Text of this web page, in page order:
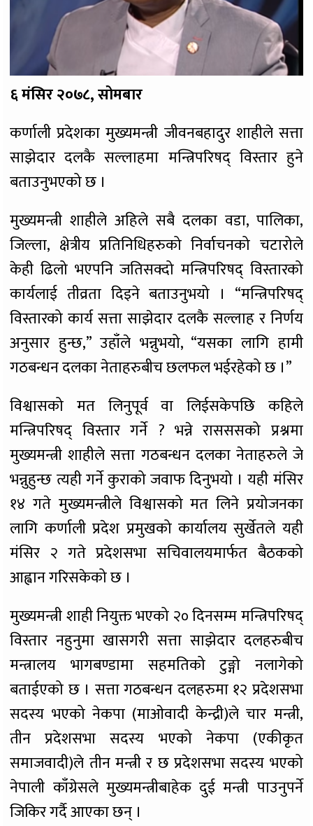
६ मंसिर २०७८, सोमबार
कर्णाली प्रदेशका मुख्यमन्त्री जीवनबहादुर शाहीले सत्ता
साझेदार दलकै सल्लाहमा मन्त्रिपरिषद् विस्तार हुने
बताउनुभएको छ ।
मुख्यमन्त्री शाहीले अहिले सबै दलका वडा, पालिका,
जिल्ला, क्षेत्रीय प्रतिनिधिहरुको निर्वाचनको चटारोले
केही ढिलो भएपनि जतिसक्दो मन्त्रिपरिषद् विस्तारको
कार्यलाई तीव्रता दिइने बताउनुभयो । “मन्त्रिपरिषद्
विस्तारको कार्य सत्ता साझेदार दलकै सल्लाह र निर्णय
अनुसार हुन्छ,” उहाँले भन्नुभयो, “यसका लागि हामी
गठबन्धन दलका नेताहरुबीच छलफल भईरहेको छ ।”
विश्वासको मत लिनुपूर्व वा लिईसकेपछि कहिले
मन्त्रिपरिषद् विस्तार गर्ने ? भन्ने रासससको प्रश्नमा
मुख्यमन्त्री शाहीले सत्ता गठबन्धन दलका नेताहरुले जे
भन्नुहुन्छ त्यही गर्ने कुराको जवाफ दिनुभयो । यही मंसिर
१४ गते मुख्यमन्त्रीले विश्वासको मत लिने प्रयोजनका
लागि कर्णाली प्रदेश प्रमुखको कार्यालय सुर्खेतले यही
मंसिर २ गते प्रदेशसभा सचिवालयमार्फत बैठकको
आह्वान गरिसकेको छ ।
मुख्यमन्त्री शाही नियुक्त भएको २० दिनसम्म मन्त्रिपरिषद्
विस्तार नहुनुमा खासगरी सत्ता साझेदार दलहरुबीच
मन्त्रालय भागबण्डामा सहमतिको टुङ्गो नलागेको
बताईएको छ । सत्ता गठबन्धन दलहरुमा १२ प्रदेशसभा
सदस्य भएको नेकपा (माओवादी केन्द्री)ले चार मन्त्री,
तीन प्रदेशसभा सदस्य भएको नेकपा (एकीकृत
समाजवादी)ले तीन मन्त्री र छ प्रदेशसभा सदस्य भएको
नेपाली काँग्रेसले मुख्यमन्त्रीबाहेक दुई मन्त्री पाउनुपर्ने
जिकिर गर्दै आएका छन् ।